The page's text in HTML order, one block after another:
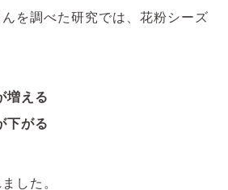
を調べた研究では、花粉シーズ
増える
下がる
した。